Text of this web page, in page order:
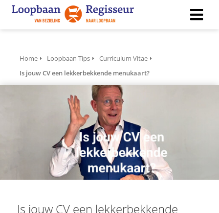
Home Loopbaan Tips
Curriculum Vitae
Is jouw CV een lekkerbekkende menukaart?
Is jouw CV een lekkerbekkende